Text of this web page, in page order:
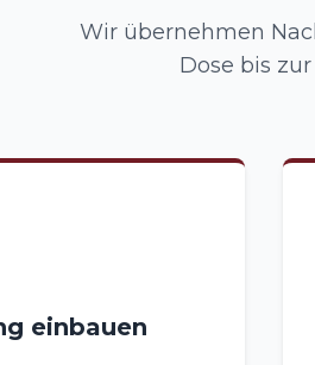
Wir übernehmen
Dose bis
einbauen